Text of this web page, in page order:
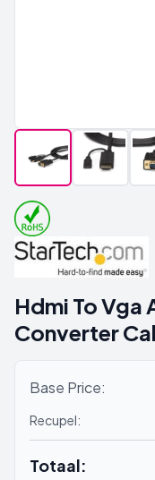
Hdmi To
Converter
Base Price:
Recupel:
Totaal: